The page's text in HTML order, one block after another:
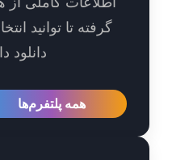
گرفته تا توانید انتخاب
دانلود داشته
همه پلتفرم‌ها